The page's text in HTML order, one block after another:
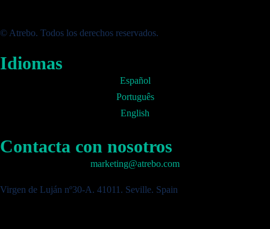
© Atrebo. Todos los derechos reservados.
Idiomas
Español
Português
English
Contacta con nosotros
marketing@atrebo.com
Virgen de Luján nº30-A. 41011. Seville. Spain